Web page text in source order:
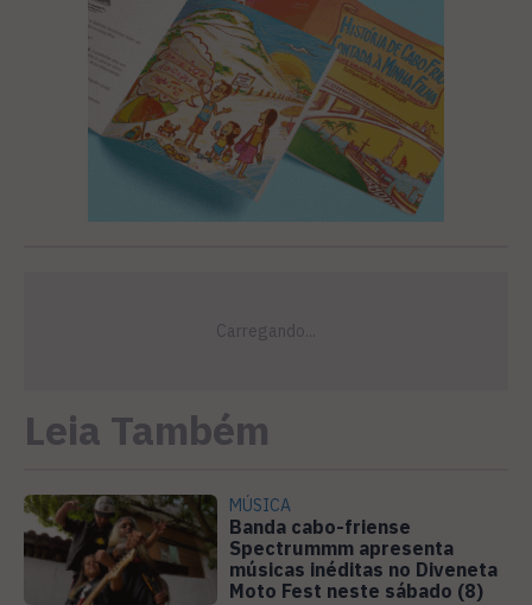
Leia Também
MÚSICA
Banda cabo-friense
Spectrummm apresenta
músicas inéditas no Diveneta
Moto Fest neste sábado (8)